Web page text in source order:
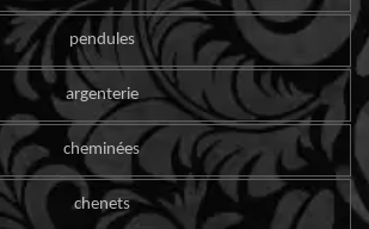
pendules
argenterie
cheminées
chenets